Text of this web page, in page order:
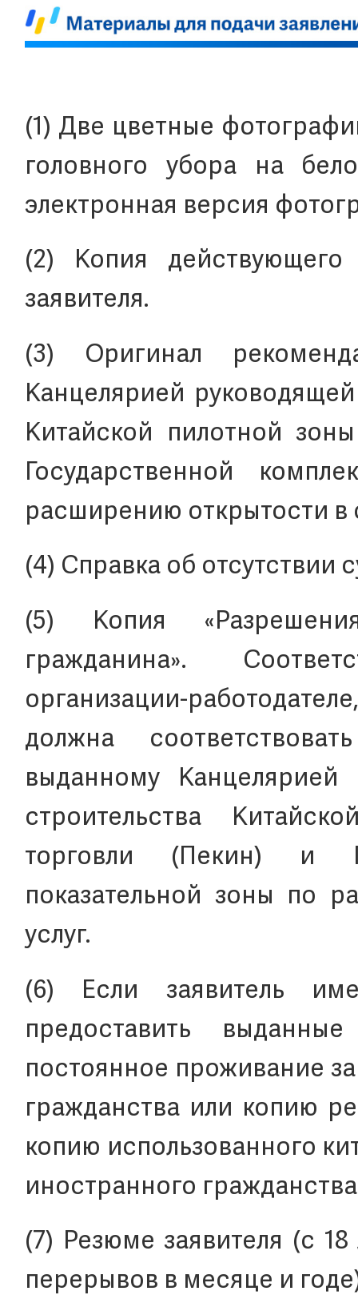
(1) Две цветные
головного убора на
электронная версия
(2) Копия
заявителя.
(3) Оригинал
Канцелярией
Китайской пилотной
Государственной
расширению открытости в
(4) Cправка об отсутствии
(5) Копия
гражданина».
организации-
должна
выданному
строительства
торговли (Пекин) и
показательной зоны по
услуг.
(6) Если заявитель
предоставить
постоянное проживание
гражданства или копию
копию использованного
иностранного
(7) Резюме заявителя (с
перерывов в месяце и